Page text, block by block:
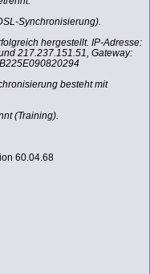
Synchronisierung).
hergestellt. IP-Adresse:
217.237.151.51, Gateway:
besteht mit
(Training).
60.04.68